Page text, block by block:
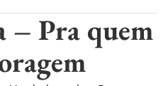
– Pra quem